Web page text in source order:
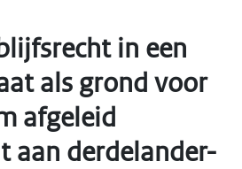
in een
als grond voor
afgeleid
aan derdelander-